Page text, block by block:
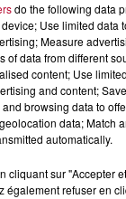
SORTIE POUR
vendredis, voici
des rendez-vous
do the following data
Use limited
Measure
of data from different
content; Use
and content;
browsing data to
data; Match
automatically.
cliquant sur "Accepter
également refuser en